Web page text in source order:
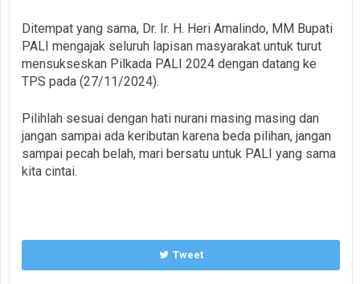
Ditempat yang sama, Dr. Ir. H. Heri Amalindo, MM Bupati
PALI mengajak seluruh lapisan masyarakat untuk turut
mensukseskan Pilkada PALI 2024 dengan datang ke
TPS pada (27/11/2024).
Pilihlah sesuai dengan hati nurani masing masing dan
jangan sampai ada keributan karena beda pilihan, jangan
sampai pecah belah, mari bersatu untuk PALI yang sama
kita cintai.
Tweet